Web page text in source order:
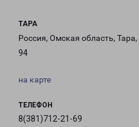
ТАРА
Россия, Омская область,
94
на карте
ТЕЛЕФОН
8(381)712-21-69